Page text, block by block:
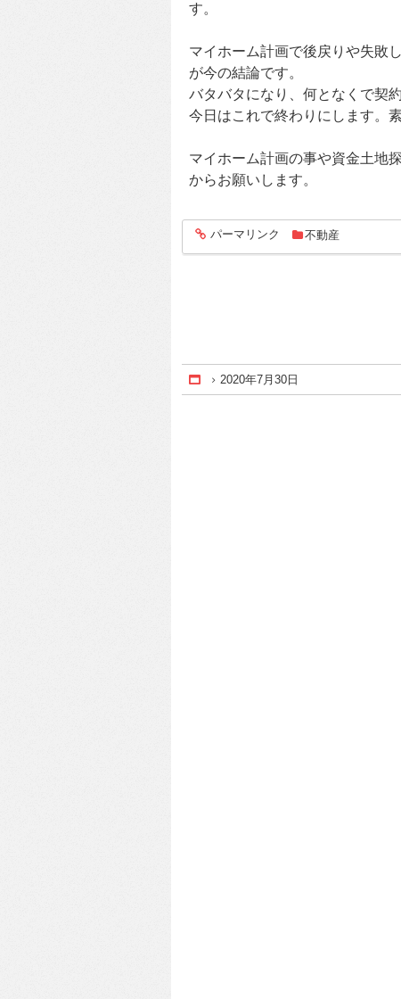
す。
マイホーム計画で後戻りや失敗
が今の結論です。
バタバタになり、何となくで契
今日はこれで終わりにします。素
マイホーム計画の事や資金土地
からお願いします。
entry325
パーマリンク 不動産
Home
2020年7月30日